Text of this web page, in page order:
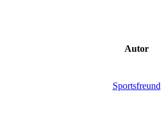
Autor
Sportsfreund